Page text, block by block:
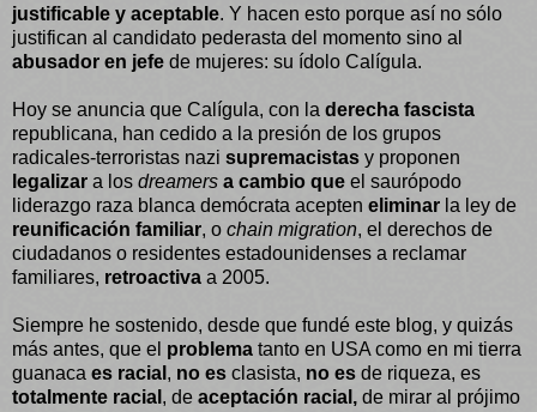
justificable y aceptable. Y hacen esto porque así no sólo
justifican al candidato pederasta del momento sino al
abusador en jefe de mujeres: su ídolo Calígula.
Hoy se anuncia que Calígula, con la derecha fascista
republicana, han cedido a la presión de los grupos
radicales-terroristas nazi supremacistas y proponen
legalizar a los dreamers a cambio que el saurópodo
liderazgo raza blanca demócrata acepten eliminar la ley de
reunificación familiar, o chain migration, el derechos de
ciudadanos o residentes estadounidenses a reclamar
familiares, retroactiva a 2005.
Siempre he sostenido, desde que fundé este blog, y quizás
más antes, que el problema tanto en USA como en mi tierra
guanaca es racial , no es clasista, no es de riqueza, es
totalmente racial , de aceptación racial, de mirar al prójimo